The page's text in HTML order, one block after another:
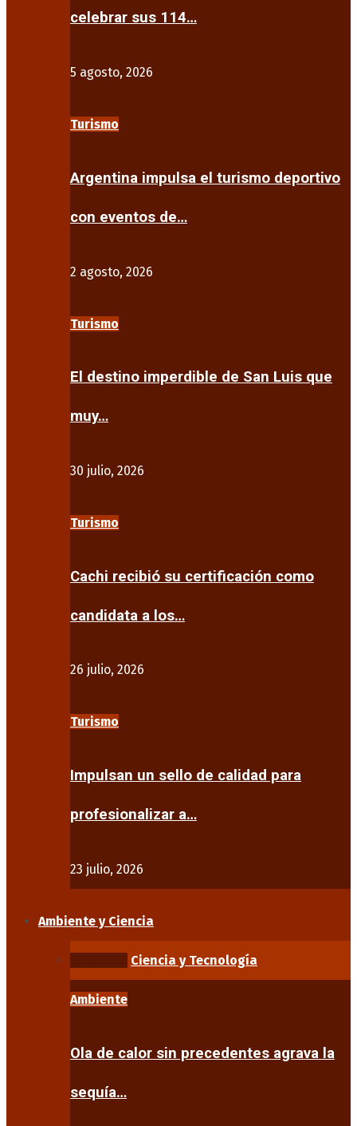
celebrar sus 114…
5 agosto, 2026
Turismo
Argentina impulsa el turismo deportivo
con eventos de…
2 agosto, 2026
Turismo
El destino imperdible de San Luis que
muy…
30 julio, 2026
Turismo
Cachi recibió su certificación como
candidata a los…
26 julio, 2026
Turismo
Impulsan un sello de calidad para
profesionalizar a…
23 julio, 2026
Ambiente y Ciencia
Ciencia y Tecnología
Ambiente
Ola de calor sin precedentes agrava la
sequía…